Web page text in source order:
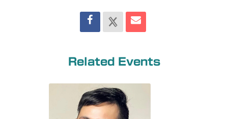
Related Events